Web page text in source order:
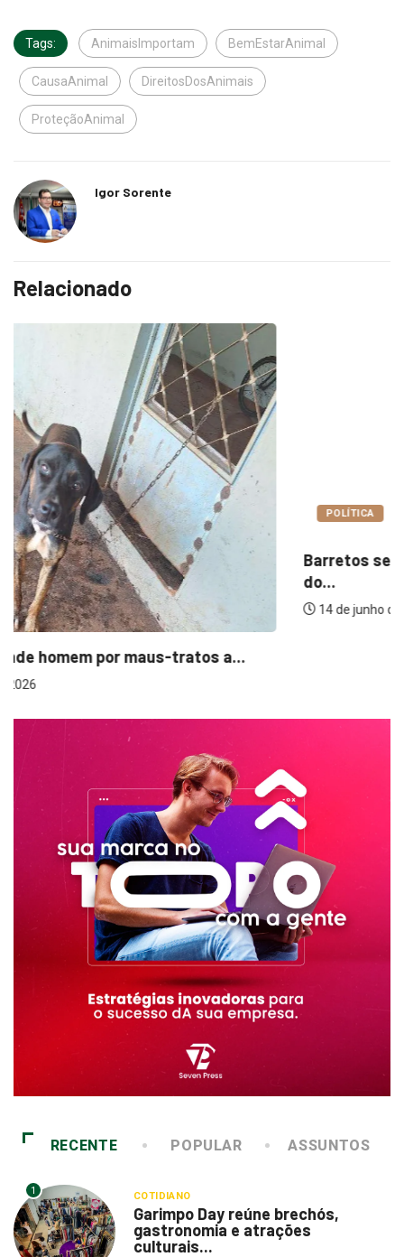
Tags: AnimaisImportam BemEstarAnimal
CausaAnimal DireitosDosAnimais
ProteçãoAnimal
Igor Sorente
Relacionado
POLÍTICA
Barretos sedia audiência pública para construção
do...
14 de junho de 2025
RECENTE POPULAR ASSUNTOS
1 COTIDIANO
Garimpo Day reúne brechós,
gastronomia e atrações
culturais...